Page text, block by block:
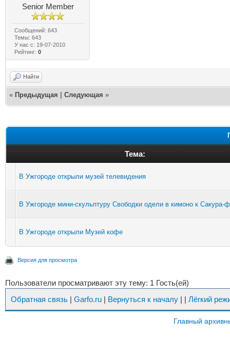
Senior Member
Сообщений: 643
Темы: 643
У нас с: 19-07-2010
Рейтинг: 0
Найти
« Предыдущая Следующая »
Тема:
В Ужгороде открыли музей телевидения
В Ужгороде мини-скульптуру Свободки одели в кимоно к Сакура-
В Ужгороде открыли Музей кофе
Версия для просмотра
Пользователи просматривают эту тему: 1 Гость(ей)
Обратная связь | Garfo.ru | Вернуться к началу | | Лёгкий
Главный